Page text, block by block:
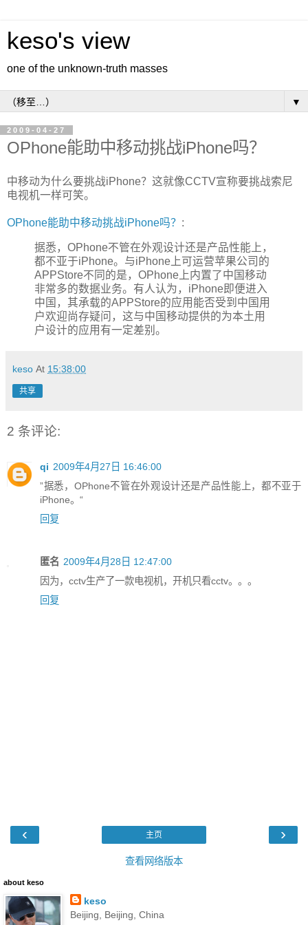
keso's view
one of the unknown-truth masses
▼
2009-04-27
OPhone能助中移动挑战iPhone吗？
中移动为什么要挑战iPhone？这就像CCTV宣称要挑战索尼
电视机一样可笑。
OPhone能助中移动挑战iPhone吗？ :
据悉，OPhone不管在外观设计还是产品性能上，
都不亚于iPhone。与iPhone上可运营苹果公司的
APPStore不同的是，OPhone上内置了中国移动
非常多的数据业务。有人认为，iPhone即便进入
中国，其承载的APPStore的应用能否受到中国用
户欢迎尚存疑问，这与中国移动提供的为本土用
户设计的应用有一定差别。
keso At 15:38:00
共享
2 条评论:
qi 2009年4月27日 16:46:00
”据悉，OPhone不管在外观设计还是产品性能上，都不亚于
iPhone。“
回复
匿名 2009年4月28日 12:47:00
因为，cctv生产了一款电视机，开机只看cctv。。。
回复
‹ ›
主页
查看网络版本
about keso
keso
Beijing, Beijing, China